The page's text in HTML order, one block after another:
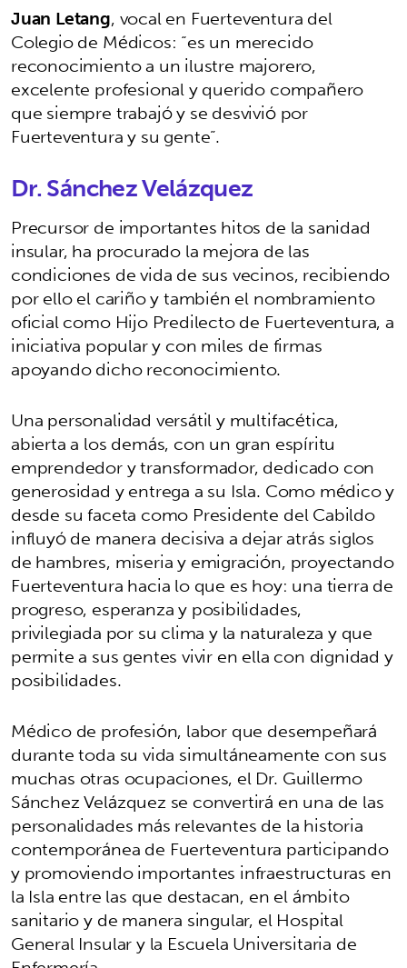
Juan Letang, vocal en Fuerteventura del
Colegio de Médicos: “es un merecido
reconocimiento a un ilustre majorero,
excelente profesional y querido compañero
que siempre trabajó y se desvivió por
Fuerteventura y su gente”.
Dr. Sánchez Velázquez
Precursor de importantes hitos de la sanidad
insular, ha procurado la mejora de las
condiciones de vida de sus vecinos, recibiendo
por ello el cariño y también el nombramiento
oficial como Hijo Predilecto de Fuerteventura, a
iniciativa popular y con miles de firmas
apoyando dicho reconocimiento.
Una personalidad versátil y multifacética,
abierta a los demás, con un gran espíritu
emprendedor y transformador, dedicado con
generosidad y entrega a su Isla. Como médico y
desde su faceta como Presidente del Cabildo
influyó de manera decisiva a dejar atrás siglos
de hambres, miseria y emigración, proyectando
Fuerteventura hacia lo que es hoy: una tierra de
progreso, esperanza y posibilidades,
privilegiada por su clima y la naturaleza y que
permite a sus gentes vivir en ella con dignidad y
posibilidades.
Médico de profesión, labor que desempeñará
durante toda su vida simultáneamente con sus
muchas otras ocupaciones, el Dr. Guillermo
Sánchez Velázquez se convertirá en una de las
personalidades más relevantes de la historia
contemporánea de Fuerteventura participando
y promoviendo importantes infraestructuras en
la Isla entre las que destacan, en el ámbito
sanitario y de manera singular, el Hospital
General Insular y la Escuela Universitaria de